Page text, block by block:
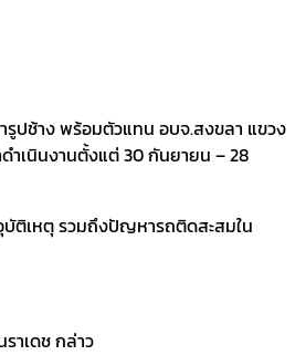
รูปช้าง พร้อมตัวแทน อบจ.สงขลา แขวง
ำเนินงานตั้งแต่ 30 กันยายน – 28
บัติเหตุ รวมถึงปัญหารถติดสะสมใน
าเดช กล่าว